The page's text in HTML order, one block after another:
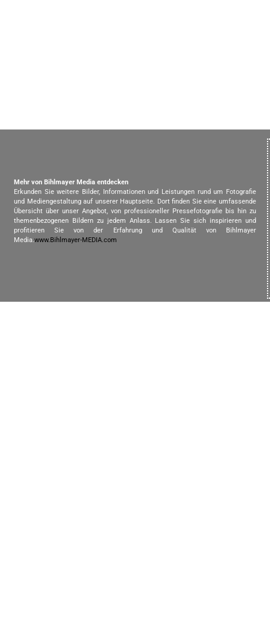
Mehr von Bihlmayer Media entdecken
Erkunden Sie weitere Bilder, Informationen und Leistungen rund um Fotografie
und Mediengestaltung auf unserer Hauptseite. Dort finden Sie eine umfassende
Übersicht über unser Angebot, von professioneller Pressefotografie bis hin zu
themenbezogenen Bildern zu jedem Anlass. Lassen Sie sich inspirieren und
profitieren Sie von der Erfahrung und Qualität von Bihlmayer
Media.www.Bihlmayer-MEDIA.com